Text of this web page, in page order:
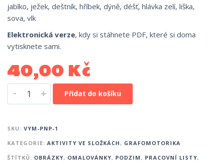
jablko, ježek, deštník, hříbek, dýně, déšť, hlávka zelí, liška,
sova, vlk
Elektronická verze, kdy si stáhnete PDF, které si doma
vytisknete sami.
40,00 Kč
- + Přidat do košíku
SKU: VYM-PNP-1
KATEGORIE: AKTIVITY VE SLOŽKÁCH , GRAFOMOTORIKA
ŠTÍTKŮ: OBRÁZKY, OMALOVÁNKY, PODZIM , PRACOVNÍ LISTY,